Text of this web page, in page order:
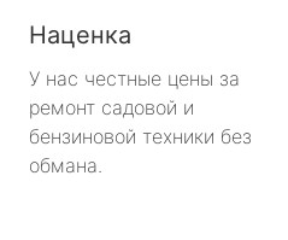
Наценка
У нас честные цены за
ремонт садовой и
бензиновой техники без
обмана.